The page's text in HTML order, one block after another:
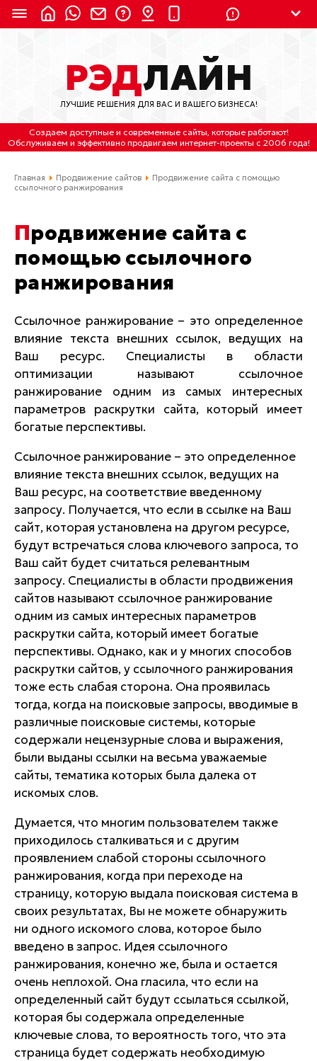
8 (800) 550-9899 (с 2:30 до 11:30 по
Мск)
Бесплатно по России
(4212) 658-653
(4212) 637-673
Отдельный вход \ Левый торец здания
info@lred.ru
РЭДЛАЙН
ЛУЧШИЕ РЕШЕНИЯ ДЛЯ ВАС И ВАШЕГО БИЗНЕСА!
Создаем доступные и современные сайты, которые работают!
Обслуживаем и эффективно продвигаем интернет-проекты с 2006 года!
Главная Продвижение сайтов
Продвижение сайта с помощью
ссылочного ранжирования
Продвижение сайта с
помощью ссылочного
ранжирования
Ссылочное ранжирование – это определенное
влияние текста внешних ссылок, ведущих на
Ваш ресурс. Специалисты в области
оптимизации называют ссылочное
ранжирование одним из самых интересных
параметров раскрутки сайта, который имеет
богатые перспективы.
Ссылочное ранжирование – это определенное
влияние текста внешних ссылок, ведущих на
Ваш ресурс, на соответствие введенному
запросу. Получается, что если в ссылке на Ваш
сайт, которая установлена на другом ресурсе,
будут встречаться слова ключевого запроса, то
Ваш сайт будет считаться релевантным
запросу. Специалисты в области продвижения
сайтов называют ссылочное ранжирование
одним из самых интересных параметров
раскрутки сайта, который имеет богатые
перспективы. Однако, как и у многих способов
раскрутки сайтов, у ссылочного ранжирования
тоже есть слабая сторона. Она проявилась
тогда, когда на поисковые запросы, вводимые в
различные поисковые системы, которые
содержали нецензурные слова и выражения,
были выданы ссылки на весьма уважаемые
сайты, тематика которых была далека от
искомых слов.
Думается, что многим пользователем также
приходилось сталкиваться и с другим
проявлением слабой стороны ссылочного
ранжирования, когда при переходе на
страницу, которую выдала поисковая система в
своих результатах, Вы не можете обнаружить
ни одного искомого слова, которое было
введено в запрос. Идея ссылочного
ранжирования, конечно же, была и остается
очень неплохой. Она гласила, что если на
определенный сайт будут ссылаться ссылкой,
которая бы содержала определенные
ключевые слова, то вероятность того, что эта
страница будет содержать необходимую